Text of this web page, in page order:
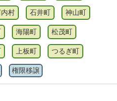
村 石井町 神山町
海陽町 松茂町
上板町 つるぎ町
権限移譲